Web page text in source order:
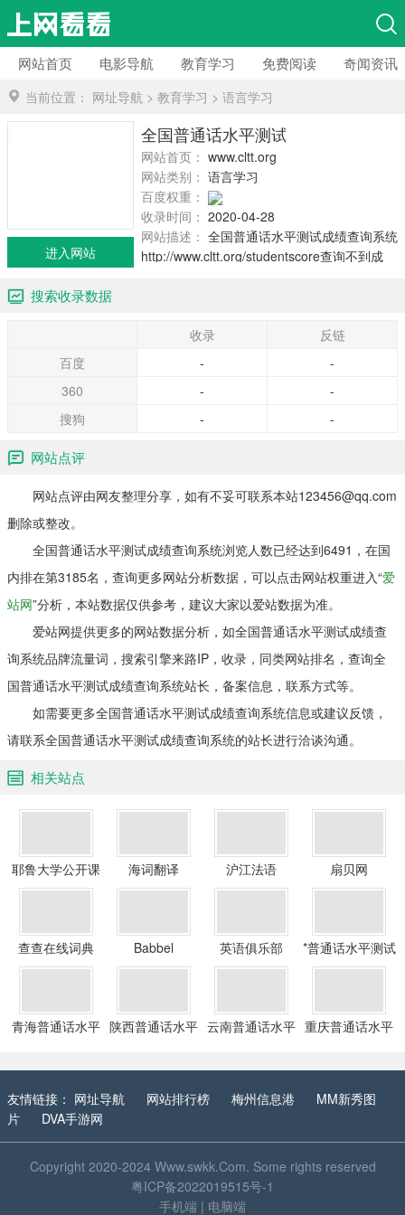
网站首页 电影导航 教育学习 免费阅读 奇闻资讯
当前位置： 网址导航 > 教育学习 > 语言学习
全国普通话水平测试成绩查询系统
网站首页： www.cltt.org
网站类别： 语言学习
百度权重：
收录时间： 2020-04-28
网站描述： 全国普通话水平测试成绩查询系统
http://www.cltt.org/studentscore查询不到成
仅供参考，最终以证书成绩为准。
进入网站
搜索收录数据
收录
反链
百度
-
-
360
-
-
搜狗
- -
网站点评
网站点评由网友整理分享，如有不妥可联系本站123456@qq.com
删除或整改。
全国普通话水平测试成绩查询系统浏览人数已经达到6491，在国
内排在第3185名，查询更多网站分析数据，可以点击网站权重进入“爱
站网”分析，本站数据仅供参考，建议大家以爱站数据为准。
爱站网提供更多的网站数据分析，如全国普通话水平测试成绩查
询系统品牌流量词，搜索引擎来路IP，收录，同类网站排名，查询全
国普通话水平测试成绩查询系统站长，备案信息，联系方式等。
如需要更多全国普通话水平测试成绩查询系统信息或建议反馈，
请联系全国普通话水平测试成绩查询系统的站长进行洽谈沟通。
相关站点
耶鲁大学公开课 海词翻译 沪江法语 扇贝网
查查在线词典 Babbel 英语俱乐部
*普通话水平测试
报名系统
青海普通话水平 陕西普通话水平 云南普通话水平 重庆普通话水平
友情链接： 网址导航 网站排行榜 梅州信息港
MM新秀图
片
DVA手游网
Copyright 2020-2024 Www.swkk.Com. Some rights reserved
粤ICP备2022019515号-1
手机端 | 电脑端